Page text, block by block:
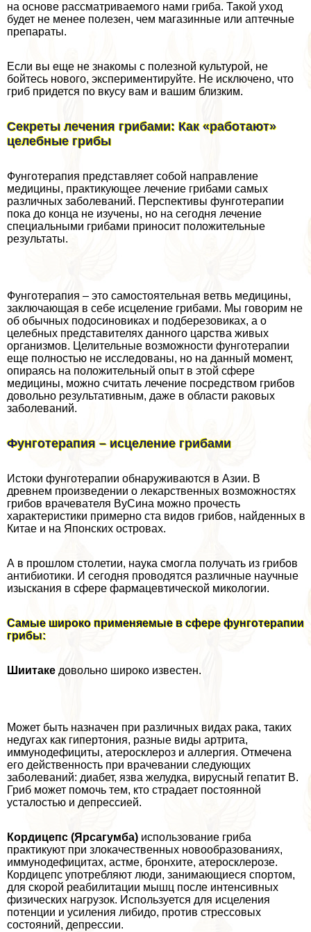
на основе рассматриваемого нами гриба. Такой уход
будет не менее полезен, чем магазинные или аптечные
препараты.
Если вы еще не знакомы с полезной культурой, не
бойтесь нового, экспериментируйте. Не исключено, что
гриб придется по вкусу вам и вашим близким.
Секреты лечения грибами: Как «работают»
целебные грибы
Фунготерапия представляет собой направление
медицины, пpaктикующее лечение грибами самых
различных заболеваний. Перспективы фунготерапии
пока до конца не изучены, но на сегодня лечение
специальными грибами приносит положительные
результаты.
Фунготерапия – это самостоятельная ветвь медицины,
заключающая в себе исцеление грибами. Мы говорим не
об обычных подосиновиках и подберезовиках, а о
целебных представителях данного царства живых
организмов. Целительные возможности фунготерапии
еще полностью не исследованы, но на данный момент,
опираясь на положительный опыт в этой сфере
медицины, можно считать лечение посредством грибов
довольно результативным, даже в области paковых
заболеваний.
Фунготерапия – исцеление грибами
Истоки фунготерапии обнаруживаются в Азии. В
древнем произведении о лекарственных возможностях
грибов врачевателя ВуСина можно прочесть
хаpaктеристики примерно ста видов грибов, найденных в
Китае и на Японских островах.
А в прошлом столетии, наука смогла получать из грибов
антибиотики. И сегодня проводятся различные научные
изыскания в сфере фармацевтической микологии.
Самые широко применяемые в сфере фунготерапии
грибы:
Шиитаке довольно широко известен.
Может быть назначен при различных видах paка, таких
недугах как гипертония, разные виды артрита,
иммунодефициты, атеросклероз и аллергия. Отмечена
его действенность при врачевании следующих
заболеваний: диабет, язва желудка, вирусный гепатит В.
Гриб может помочь тем, кто страдает постоянной
усталостью и депрессией.
Кордицепс (Ярсагумба) использование гриба
пpaктикуют при злокачественных новообразованиях,
иммунодефицитах, астме, бронхите, атеросклерозе.
Кордицепс употрeбляют люди, занимающиеся спортом,
для скорой реабилитации мышц после интенсивных
физических нагрузок. Используется для исцеления
потенции и усиления либидо, против стрессовых
состояний, депрессии.